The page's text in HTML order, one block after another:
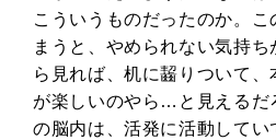
こういうものだったのか。
まうと、やめられない気持
ら見れば、机に齧りついて
が楽しいのやら…と見えるだ
の脳内は、活発に活動してい